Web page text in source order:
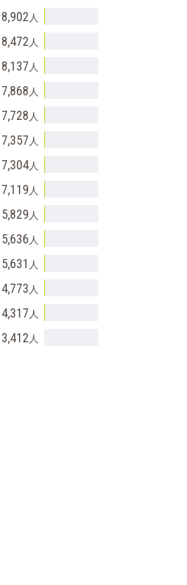
8,902 人
8,472 人
8,137 人
7,868 人
7,728 人
7,357 人
7,304人
7,119 人
5,829 人
5,636 人
5,631 人
4,773 人
4,317 人
3,412 人